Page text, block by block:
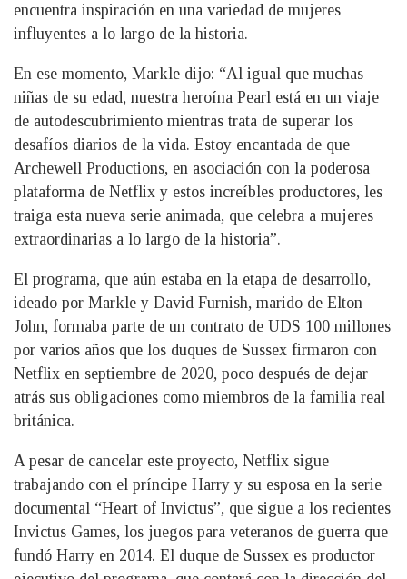
encuentra inspiración en una variedad de mujeres
influyentes a lo largo de la historia.
En ese momento, Markle dijo: “Al igual que muchas
niñas de su edad, nuestra heroína Pearl está en un viaje
de autodescubrimiento mientras trata de superar los
desafíos diarios de la vida. Estoy encantada de que
Archewell Productions, en asociación con la poderosa
plataforma de Netflix y estos increíbles productores, les
traiga esta nueva serie animada, que celebra a mujeres
extraordinarias a lo largo de la historia”.
El programa, que aún estaba en la etapa de desarrollo,
ideado por Markle y David Furnish, marido de Elton
John, formaba parte de un contrato de UDS 100 millones
por varios años que los duques de Sussex firmaron con
Netflix en septiembre de 2020, poco después de dejar
atrás sus obligaciones como miembros de la familia real
británica.
A pesar de cancelar este proyecto, Netflix sigue
trabajando con el príncipe Harry y su esposa en la serie
documental “Heart of Invictus”, que sigue a los recientes
Invictus Games, los juegos para veteranos de guerra que
fundó Harry en 2014. El duque de Sussex es productor